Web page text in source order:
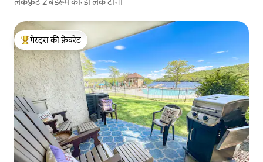
गेस्ट्स का टॉप फ़ेवरेट
गेस्ट्स की फ़ेवरेट